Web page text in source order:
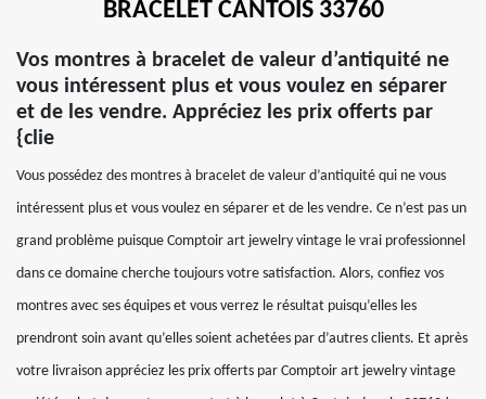
BRACELET CANTOIS 33760
Vos montres à bracelet de valeur d’antiquité ne
vous intéressent plus et vous voulez en séparer
et de les vendre. Appréciez les prix offerts par
{clie
Vous possédez des montres à bracelet de valeur d’antiquité qui ne vous
intéressent plus et vous voulez en séparer et de les vendre. Ce n’est pas un
grand problème puisque Comptoir art jewelry vintage le vrai professionnel
dans ce domaine cherche toujours votre satisfaction. Alors, confiez vos
montres avec ses équipes et vous verrez le résultat puisqu’elles les
prendront soin avant qu’elles soient achetées par d’autres clients. Et après
votre livraison appréciez les prix offerts par Comptoir art jewelry vintage